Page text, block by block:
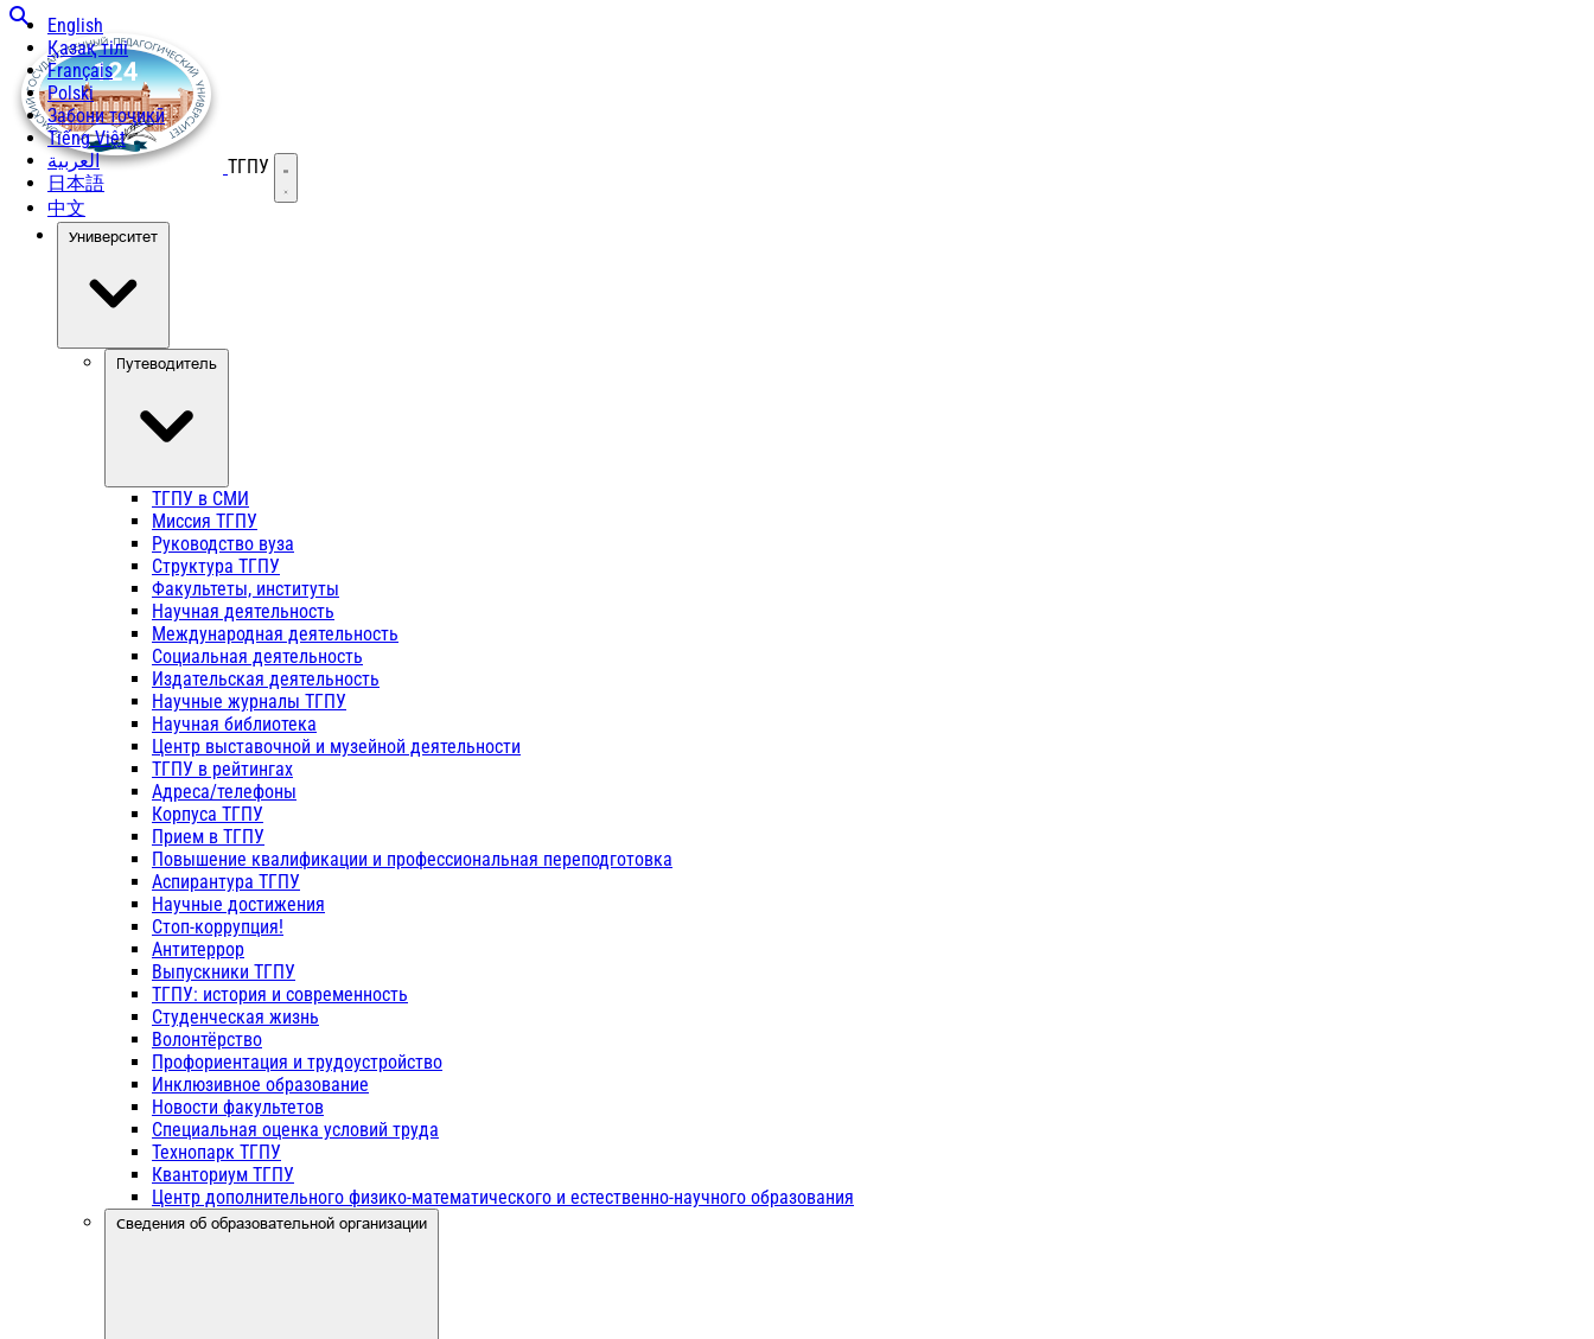
English
Қазақ тілі
Français
Polski
Забони тоҷикӣ
Tiếng Việt
العربية
日本語
中文
ТГПУ Открыть меню
Университет
Путеводитель
ТГПУ в СМИ
Миссия ТГПУ
Руководство вуза
Структура ТГПУ
Факультеты, институты
Научная деятельность
Международная деятельность
Социальная деятельность
Издательская деятельность
Научные журналы ТГПУ
Научная библиотека
Центр выставочной и музейной деятельности
ТГПУ в рейтингах
Адреса/телефоны
Корпуса ТГПУ
Прием в ТГПУ
Повышение квалификации и профессиональная переподготовка
Аспирантура ТГПУ
Научные достижения
Стоп-коррупция!
Антитеррор
Выпускники ТГПУ
ТГПУ: история и современность
Студенческая жизнь
Волонтёрство
Профориентация и трудоустройство
Инклюзивное образование
Новости факультетов
Специальная оценка условий труда
Технопарк ТГПУ
Кванториум ТГПУ
Центр дополнительного физико-математического и естественно-научного образования
Сведения об образовательной организации